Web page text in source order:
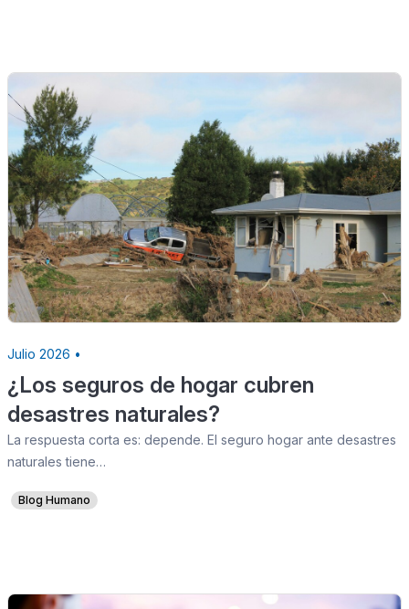
Julio 2026 •
¿Los seguros de hogar cubren
desastres naturales?
La respuesta corta es: depende. El seguro hogar ante desastres
naturales tiene…
Blog Humano